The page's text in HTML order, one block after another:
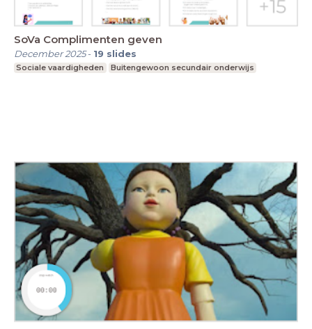
SoVa Complimenten geven
December 2025- 19 slides
Sociale vaardigheden Buitengewoon secundair onderwijs